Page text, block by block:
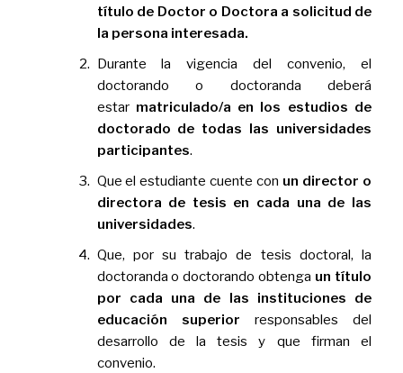
título de Doctor o Doctora a solicitud de
la persona interesada.
Durante la vigencia del convenio, el
doctorando o doctoranda deberá
estar matriculado/a en los estudios de
doctorado de todas las universidades
participantes.
Que el estudiante cuente con un director o
directora de tesis en cada una de las
universidades.
Que, por su trabajo de tesis doctoral, la
doctoranda o doctorando obtenga un título
por cada una de las instituciones de
educación superior responsables del
desarrollo de la tesis y que firman el
convenio.